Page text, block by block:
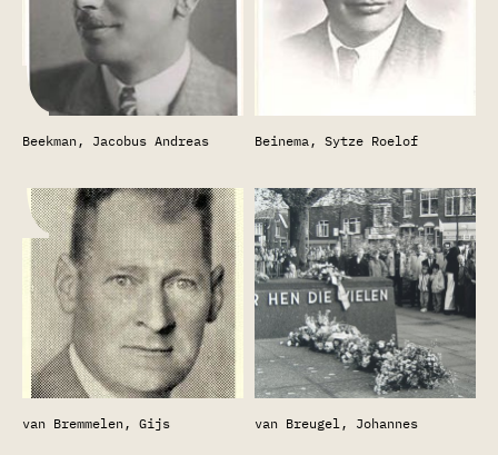
Beekman, Jacobus Andreas Beinema, Sytze Roelof
van Bremmelen, Gijs van Breugel, Johannes